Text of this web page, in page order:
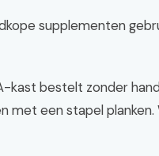
supplementen
kast bestelt zonder
met een stapel